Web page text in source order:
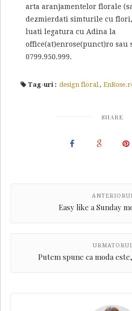
arta aranjamentelor florale
dezmierdati simturile cu
luati legatura cu Adina la
office(at)enrose(punct)ro sau
0799.950.999.
Tag-uri : design floral ,
SHARE
Easy like a Sunday
Putem spune ca moda